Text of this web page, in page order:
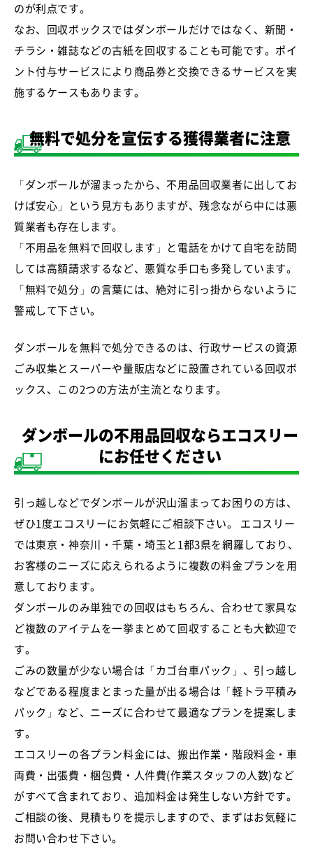
のが利点です。
なお、回収ボックスではダンボールだけではなく、新聞・
チラシ・雑誌などの古紙を回収することも可能です。ポイ
ント付与サービスにより商品券と交換できるサービスを実
施するケースもあります。
無料で処分を宣伝する獲得業者に注意
「ダンボールが溜まったから、不用品回収業者に出してお
けば安心」という見方もありますが、残念ながら中には悪
質業者も存在します。
「不用品を無料で回収します」と電話をかけて自宅を訪問
しては高額請求するなど、悪質な手口も多発しています。
「無料で処分」の言葉には、絶対に引っ掛からないように
警戒して下さい。
ダンボールを無料で処分できるのは、行政サービスの資源
ごみ収集とスーパーや量販店などに設置されている回収ボ
ックス、この2つの方法が主流となります。
ダンボールの不用品回収ならエコスリー
にお任せください
引っ越しなどでダンボールが沢山溜まってお困りの方は、
ぜひ1度エコスリーにお気軽にご相談下さい。 エコスリー
では東京・神奈川・千葉・埼玉と1都3県を網羅しており、
お客様のニーズに応えられるように複数の料金プランを用
意しております。
ダンボールのみ単独での回収はもちろん、合わせて家具な
ど複数のアイテムを一挙まとめて回収することも大歓迎で
す。
ごみの数量が少ない場合は「カゴ台車パック」、引っ越し
などである程度まとまった量が出る場合は「軽トラ平積み
パック」など、ニーズに合わせて最適なプランを提案しま
す。
エコスリーの各プラン料金には、搬出作業・階段料金・車
両費・出張費・梱包費・人件費(作業スタッフの人数)など
がすべて含まれており、追加料金は発生しない方針です。
ご相談の後、見積もりを提示しますので、まずはお気軽に
お問い合わせ下さい。